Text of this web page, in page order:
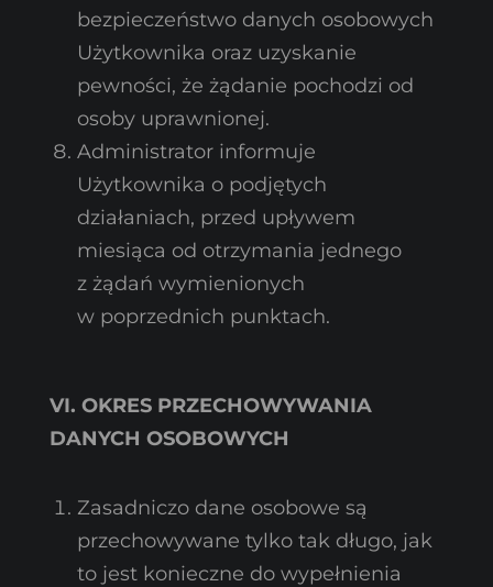
bezpieczeństwo danych osobowych
Użytkownika oraz uzyskanie
pewności, że żądanie pochodzi od
osoby uprawnionej.
Administrator informuje
Użytkownika o podjętych
działaniach, przed upływem
miesiąca od otrzymania jednego
z żądań wymienionych
w poprzednich punktach.
VI. OKRES PRZECHOWYWANIA
DANYCH OSOBOWYCH
Zasadniczo dane osobowe są
przechowywane tylko tak długo, jak
to jest konieczne do wypełnienia